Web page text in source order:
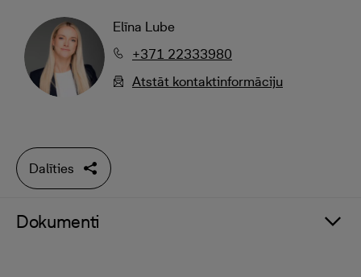
Elīna Lube
+371 22333980
Atstāt kontaktinformāciju
Dalīties
Dokumenti